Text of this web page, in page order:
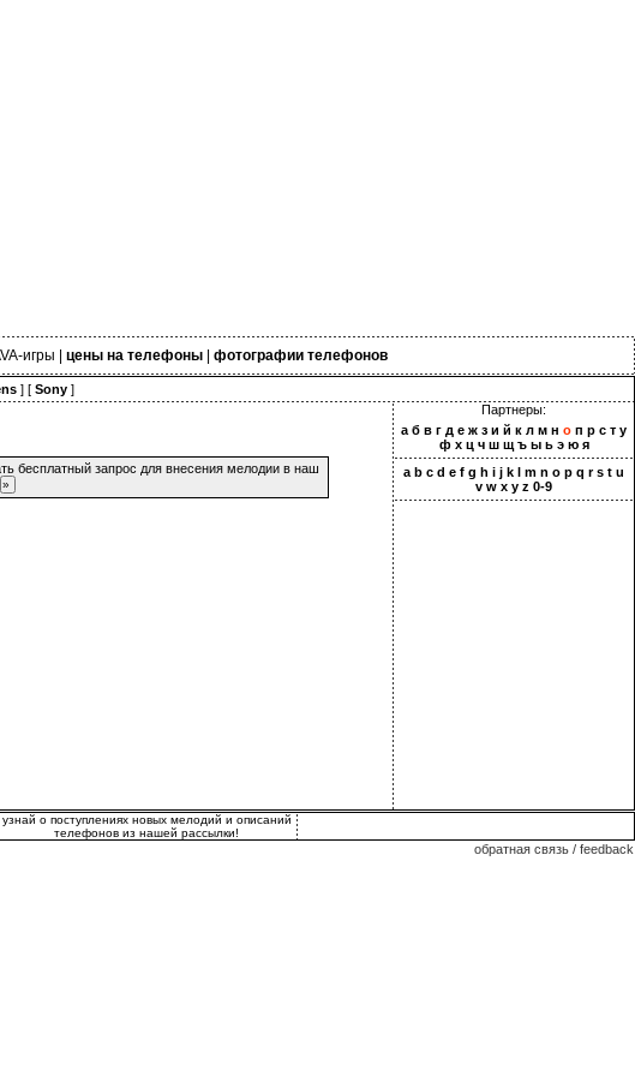
игры цены на телефоны| фотографии телефонов
] [ Sony]
бесплатный запрос для внесения мелодии в наш
Партнеры:
а б в г д е ж з и й к л м н о п р с т у
ф х ц ч ш щ ъ ы ь э ю я
a b c d e f g h i j k l m n o p q r s t u
v w x y z 0-9
узнай о поступлениях новых мелодий и описаний
телефонов из нашей рассылки!
обратная связь / feedback